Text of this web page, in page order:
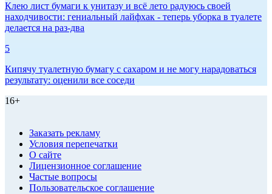
Клею лист бумаги к унитазу и всё лето радуюсь своей
находчивости: гениальный лайфхак - теперь уборка в туалете
делается на раз-два
5
Кипячу туалетную бумагу с сахаром и не могу нарадоваться
результату: оценили все соседи
16+
Заказать рекламу
Условия перепечатки
О сайте
Лицензионное соглашение
Частые вопросы
Пользовательское соглашение